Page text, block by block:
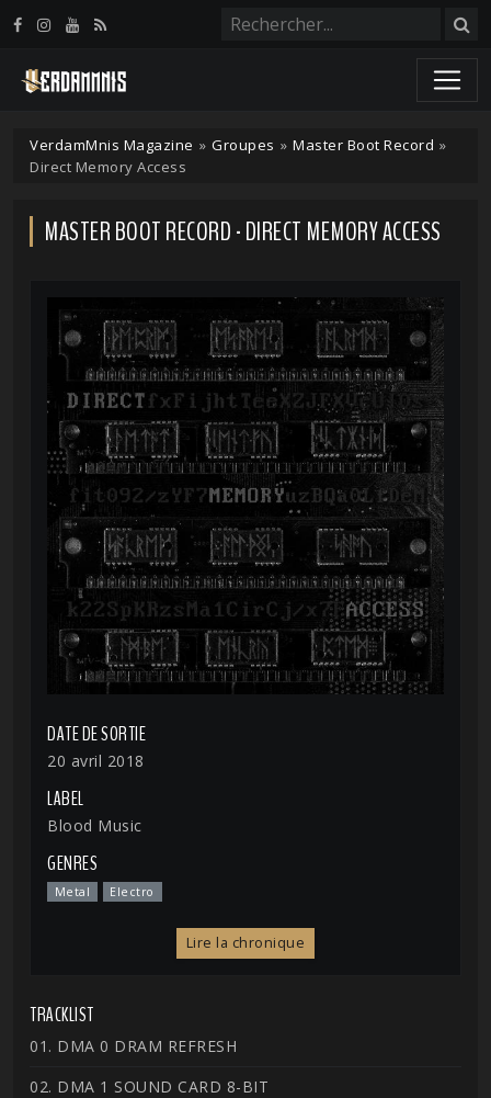
VerdamMnis Magazine » Groupes » Master Boot Record »
Direct Memory Access
MASTER BOOT RECORD - DIRECT MEMORY ACCESS
DATE DE SORTIE
20 avril 2018
LABEL
Blood Music
GENRES
Metal Electro
Lire la chronique
TRACKLIST
01. DMA 0 DRAM REFRESH
02. DMA 1 SOUND CARD 8-BIT
Panneau de gestion des cookies